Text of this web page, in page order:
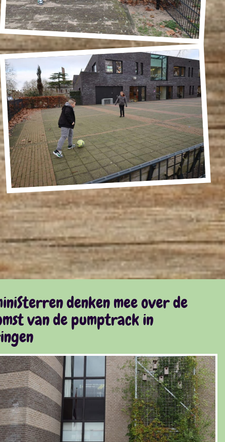
denken mee over de
van de pumptrack in